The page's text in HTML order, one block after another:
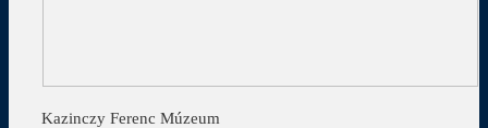
Kazinczy Ferenc Múzeum